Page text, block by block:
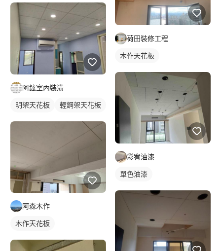
阿鉉室內裝潢
明架天花板 輕鋼架天花板
阿森木作
木作天花板
荷田裝修工程
木作天花板
彩宥油漆
單色油漆